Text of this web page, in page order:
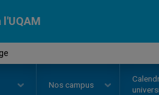
l'UQAM
Nos campus